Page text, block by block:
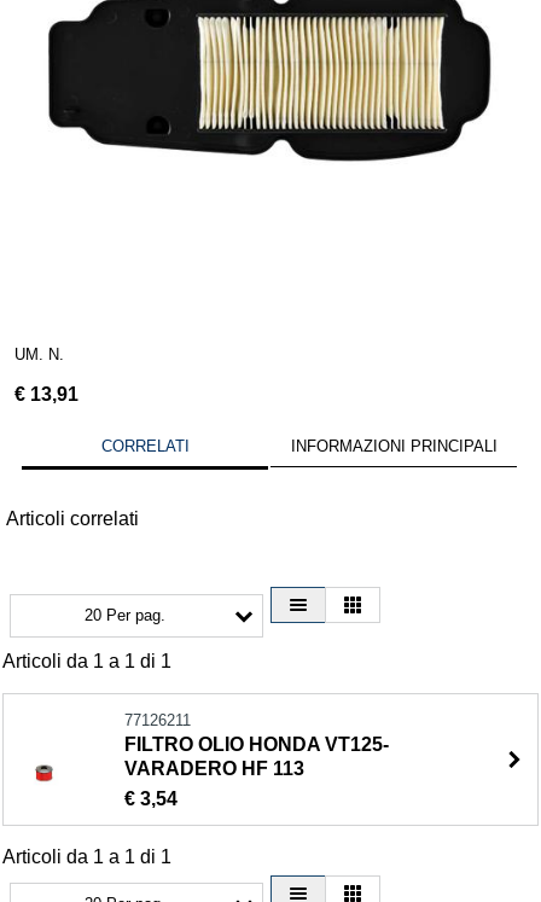
UM. N.
€ 13,91
CORRELATI INFORMAZIONI PRINCIPALI
Articoli correlati
20 Per pag.
Articoli da 1 a 1 di 1
77126211
FILTRO OLIO HONDA VT125-
VARADERO HF 113
€ 3,54
Articoli da 1 a 1 di 1